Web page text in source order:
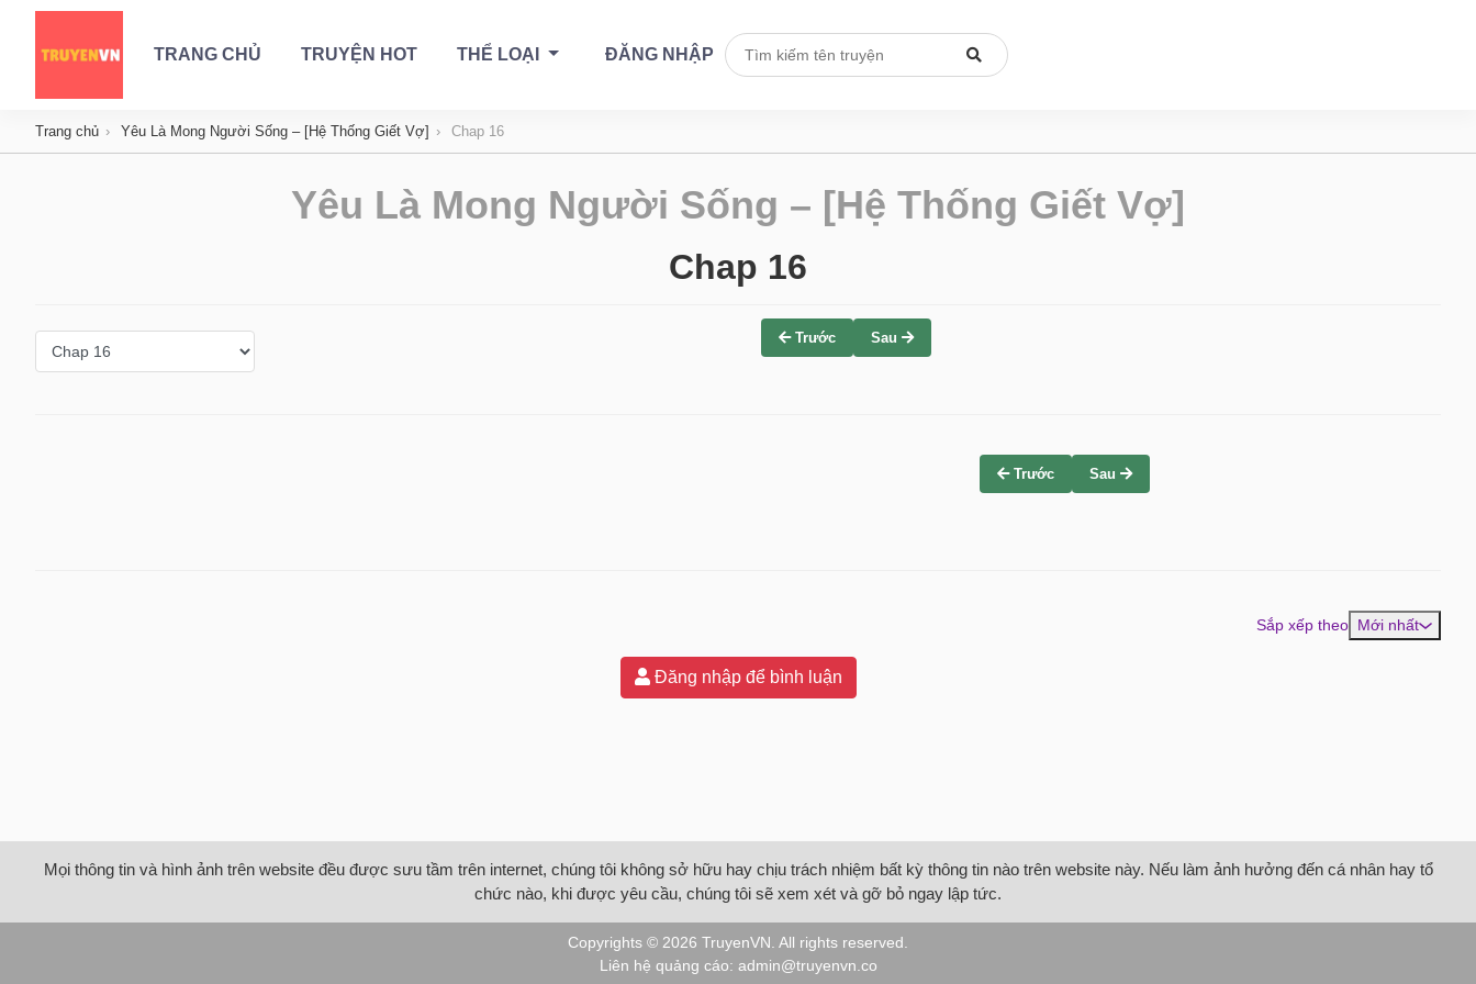
TRANG CHỦ TRUYỆN HOT THỂ LOẠI ĐĂNG NHẬP
Trang chủ Yêu Là Mong Người Sống – [Hệ Thống Giết Vợ] Chap 16
Yêu Là Mong Người Sống – [Hệ Thống Giết Vợ]
Chap 16
Trước Sau
Trước Sau
Sắp xếp theo Mới nhất
Đăng nhập để bình luận
Mọi thông tin và hình ảnh trên website đều được sưu tầm trên internet, chúng tôi không sở hữu hay chịu trách nhiệm bất kỳ thông tin nào trên website này. Nếu làm ảnh hưởng đến cá nhân hay tổ
chức nào, khi được yêu cầu, chúng tôi sẽ xem xét và gỡ bỏ ngay lập tức.
Copyrights © 2026 TruyenVN . All rights reserved.
Liên hệ quảng cáo: admin@truyenvn.co